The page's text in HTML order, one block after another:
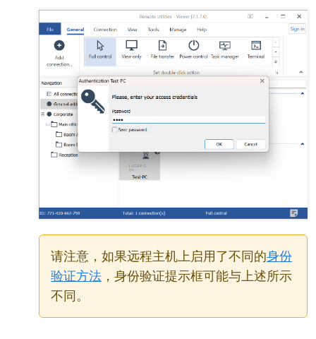
请注意，如果远程主机上启用了不同的身份
验证方法 ，身份验证提示框可能与上述所示
不同。